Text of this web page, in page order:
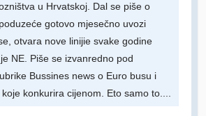
u Hrvatskoj. Dal se piše o
gotovo mjesečno uvozi
otvara nove linijie svake godine
NE. Piše se izvanredno pod
Bussines news o Euro busu i
konkurira cijenom. Eto samo to....